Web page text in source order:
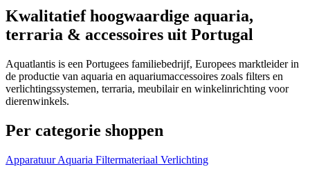
Kwalitatief hoogwaardige aquaria,
terraria & accessoires uit Portugal
Aquatlantis is een Portugees familiebedrijf, Europees marktleider in
de productie van aquaria en aquariumaccessoires zoals filters en
verlichtingssystemen, terraria, meubilair en winkelinrichting voor
dierenwinkels.
Per categorie shoppen
Apparatuur Aquaria Filtermateriaal Verlichting